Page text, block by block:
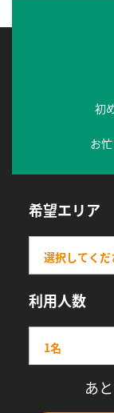
初
お
希望エリア
利用人数
あ